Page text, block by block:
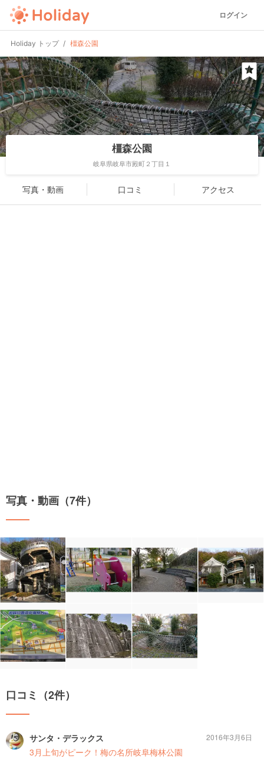
ログイン
Holiday トップ 橿森公園
橿森公園
岐阜県岐阜市殿町２丁目１
写真・動画 口コミ アクセス
写真・動画（7件）
口コミ（2件）
サンタ・デラックス
3月上旬がピーク！梅の名所岐阜梅林公園
2016年3月6日